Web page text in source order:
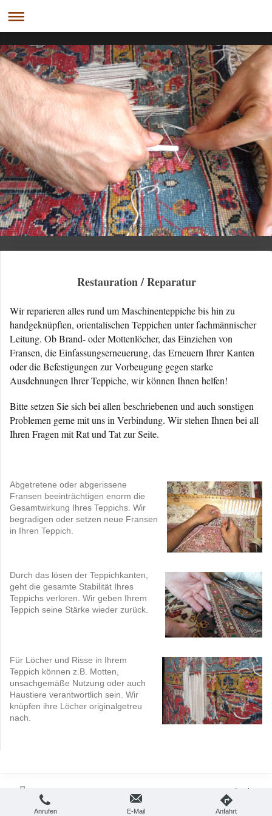
- Werkstatt Lotfy
Restauration / Reparatur
Wir reparieren alles rund um Maschinenteppiche bis hin zu
handgeknüpften, orientalischen Teppichen unter fachmännischer
Leitung. Ob Brand- oder Mottenlöcher, das Einziehen von
Fransen, die Einfassungserneuerung, das Erneuern Ihrer Kanten
oder die Befestigungen zur Vorbeugung gegen starke
Ausdehnungen Ihrer Teppiche, wir können Ihnen helfen!
Bitte setzen Sie sich bei allen beschriebenen und auch sonstigen
Problemen gerne mit uns in Verbindung. Wir stehen Ihnen bei all
Ihren Fragen mit Rat und Tat zur Seite.
Abgetretene oder abgerissene
Fransen beeinträchtigen enorm die
Gesamtwirkung Ihres Teppichs. Wir
begradigen oder setzen neue Fransen
in Ihren Teppich.
Durch das lösen der Teppichkanten,
geht die gesamte Stabilität Ihres
Teppichs verloren. Wir geben Ihrem
Teppich seine Stärke wieder zurück.
Für Löcher und Risse in Ihrem
Teppich können z.B. Motten,
unsachgemäße Nutzung oder auch
Haustiere verantwortlich sein. Wir
knüpfen ihre Löcher originalgetreu
nach.
© Ali und Svetlana Lotfy
Login
Webansicht
Anrufen E-Mail Anfahrt